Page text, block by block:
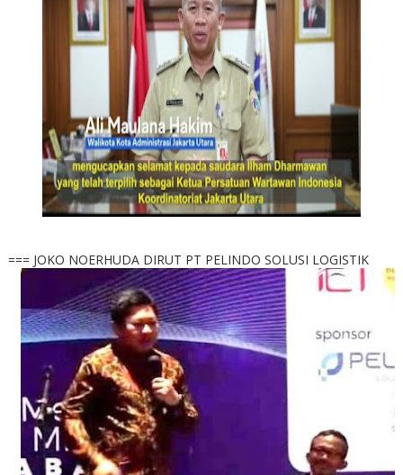
=== JOKO NOERHUDA DIRUT PT PELINDO SOLUSI LOGISTIK